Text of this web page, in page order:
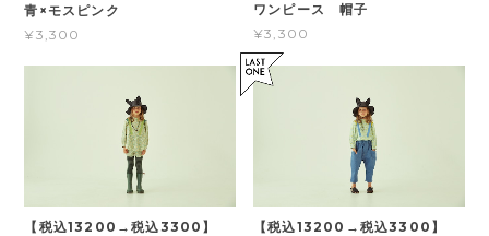
青×モスピンク
¥3,300
ワンピース 帽子
¥3,300
【税込13200→税込3300】
【税込13200→税込3300】